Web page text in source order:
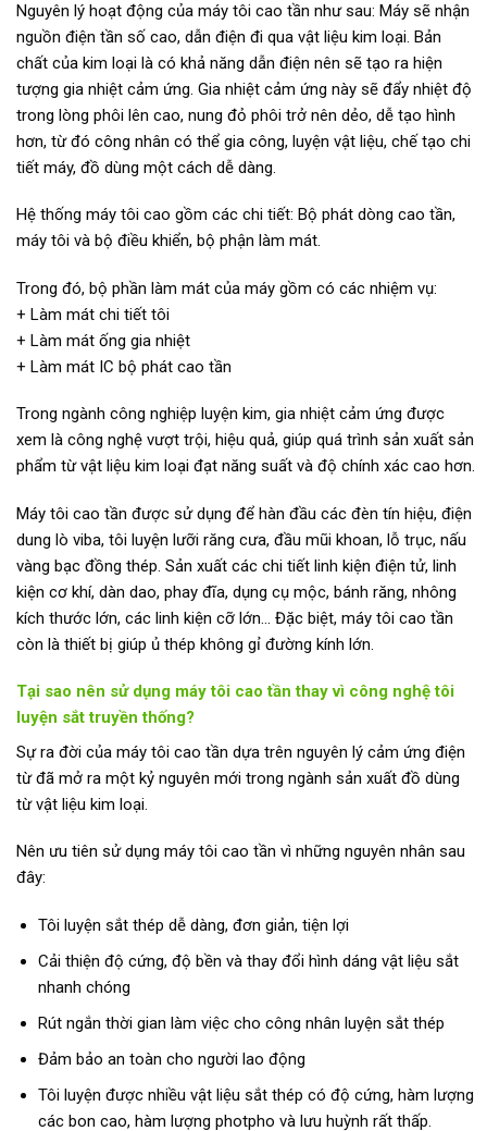
Nguyên lý hoạt động của máy tôi cao tần như sau: Máy sẽ nhận
nguồn điện tần số cao, dẫn điện đi qua vật liệu kim loại. Bản
chất của kim loại là có khả năng dẫn điện nên sẽ tạo ra hiện
tượng gia nhiệt cảm ứng. Gia nhiệt cảm ứng này sẽ đẩy nhiệt độ
trong lòng phôi lên cao, nung đỏ phôi trở nên dẻo, dễ tạo hình
hơn, từ đó công nhân có thể gia công, luyện vật liệu, chế tạo chi
tiết máy, đồ dùng một cách dễ dàng.
Hệ thống máy tôi cao gồm các chi tiết: Bộ phát dòng cao tần,
máy tôi và bộ điều khiển, bộ phận làm mát.
Trong đó, bộ phần làm mát của máy gồm có các nhiệm vụ:
+ Làm mát chi tiết tôi
+ Làm mát ống gia nhiệt
+ Làm mát IC bộ phát cao tần
Trong ngành công nghiệp luyện kim, gia nhiệt cảm ứng được
xem là công nghệ vượt trội, hiệu quả, giúp quá trình sản xuất sản
phẩm từ vật liệu kim loại đạt năng suất và độ chính xác cao hơn.
Máy tôi cao tần được sử dụng để hàn đầu các đèn tín hiệu, điện
dung lò viba, tôi luyện lưỡi răng cưa, đầu mũi khoan, lỗ trục, nấu
vàng bạc đồng thép. Sản xuất các chi tiết linh kiện điện tử, linh
kiện cơ khí, dàn dao, phay đĩa, dụng cụ mộc, bánh răng, nhông
kích thước lớn, các linh kiện cỡ lớn… Đặc biệt, máy tôi cao tần
còn là thiết bị giúp ủ thép không gỉ đường kính lớn.
Tại sao nên sử dụng máy tôi cao tần thay vì công nghệ tôi
luyện sắt truyền thống?
Sự ra đời của máy tôi cao tần dựa trên nguyên lý cảm ứng điện
từ đã mở ra một kỷ nguyên mới trong ngành sản xuất đồ dùng
từ vật liệu kim loại.
Nên ưu tiên sử dụng máy tôi cao tần vì những nguyên nhân sau
đây:
Tôi luyện sắt thép dễ dàng, đơn giản, tiện lợi
Cải thiện độ cứng, độ bền và thay đổi hình dáng vật liệu sắt
nhanh chóng
Rút ngắn thời gian làm việc cho công nhân luyện sắt thép
Đảm bảo an toàn cho người lao động
Tôi luyện được nhiều vật liệu sắt thép có độ cứng, hàm lượng
các bon cao, hàm lượng photpho và lưu huỳnh rất thấp.